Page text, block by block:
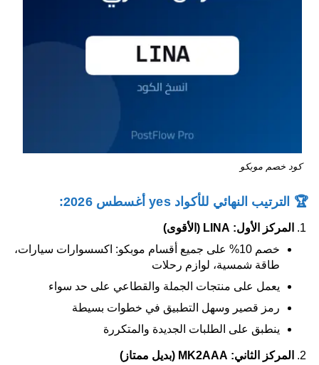
كود خصم موبكو
🏆 الترتيب النهائي للأكواد yes أغسطس 2026:
المركز الأول: LINA (الأقوى)
خصم 10% على جميع أقسام موبكو: اكسسوارات سيارات،
طاقة شمسية، لوازم رحلات
يعمل على منتجات الجملة والقطاعي على حد سواء
رمز قصير وسهل التطبيق في خطوات بسيطة
ينطبق على الطلبات الجديدة والمتكررة
المركز الثاني: MK2AAA (بديل ممتاز)